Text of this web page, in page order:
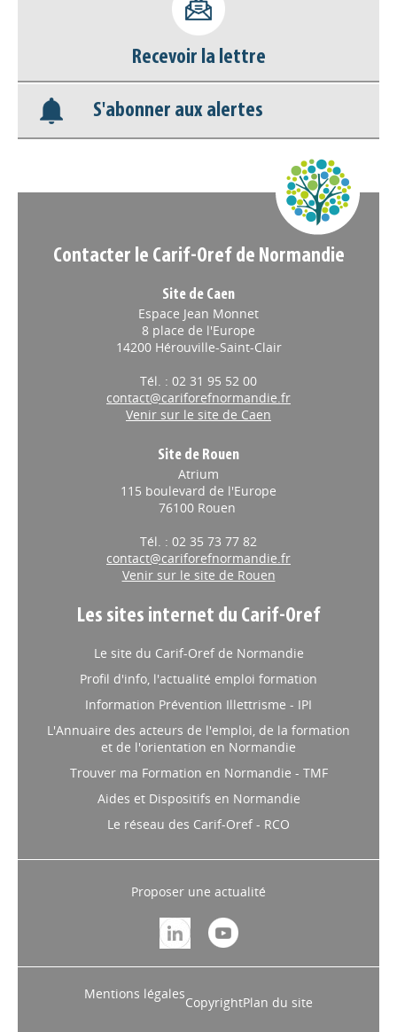
déconnecter)
Base documentaire
Nos veilles Scoop.it
Recevoir la lettre
S'abonner aux alertes
Contacter le Carif-Oref de Normandie
Site de Caen
Espace Jean Monnet
8 place de l'Europe
14200 Hérouville-Saint-Clair
Tél. : 02 31 95 52 00
contact@cariforefnormandie.fr
Venir sur le site de Caen
Site de Rouen
Atrium
115 boulevard de l'Europe
76100 Rouen
Tél. : 02 35 73 77 82
contact@cariforefnormandie.fr
Venir sur le site de Rouen
Les sites internet du Carif-Oref
Le site du Carif-Oref de Normandie
Profil d'info, l'actualité emploi formation
Information Prévention Illettrisme - IPI
L'Annuaire des acteurs de l'emploi, de la formation
et de l'orientation en Normandie
Trouver ma Formation en Normandie - TMF
Aides et Dispositifs en Normandie
Le réseau des Carif-Oref - RCO
Proposer une actualité
Mentions légales
CopyrightPlan du site